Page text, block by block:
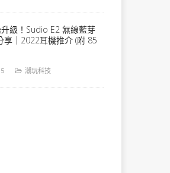
級！Sudio E2 無線藍芽
享｜2022耳機推介 (附 85
潮玩科技